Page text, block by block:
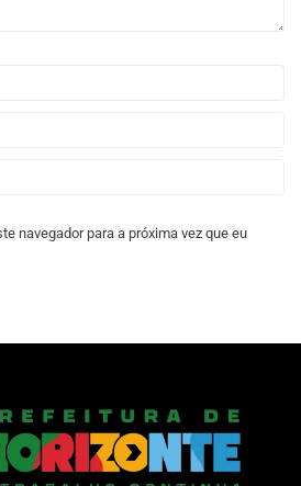
navegador para a próxima vez que eu